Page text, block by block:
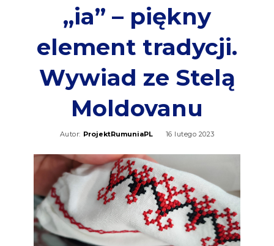
„ia” – piękny
element tradycji.
Wywiad ze Stelą
Moldovanu
Autor: ProjektRumuniaPL 16 lutego 2023